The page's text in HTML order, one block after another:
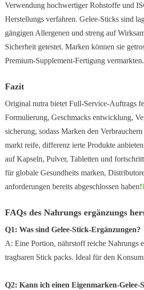
Verwendung hochwertiger Rohstoffe und
Herstellungs verfahren. Gelee-Sticks sind
gängigen Allergenen und streng auf
Sicherheit getestet. Marken können sie
Premium-Supplement-Fertigung vermarkten.
Fazit
Original nutra bietet Full-Service-Auftrags
Formulierung, Geschmacks entwicklung,
sicherung, sodass Marken den
markt reife, differenz ierte Produkte
auf Kapseln, Pulver, Tabletten und
für globale Gesundheits marken,
anforderungen bereits abgeschlossen haben!
FAQs des Nahrungs ergänzungs
Q1: Was sind Gelee-Stick-Ergänzungen?
A: Eine Portion, nährstoff reiche Nahrungs
tragbaren Stick packs. Ideal für den
Q2: Kann ich einen Eigenmarken-Gelee-